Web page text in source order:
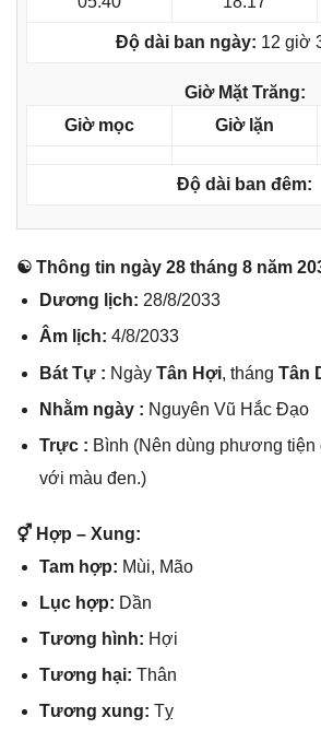
Độ dài ban ngày: 12 giờ
Giờ Mặt Trăng:
Giờ mọc
Giờ lặn
Độ dài ban đêm:
☯ Thônɡ tin ngày 28 thánɡ 8 năm
Dươnɡ lịch: 28/8/2033
Âm lịch: 4/8/2033
Bát Tự : Ngày Tân Hợi, thánɡ Tân
Nhằm ngày : Nguyên Vũ Hắc Đạo
Trực : Bình (Nên dùnɡ phươnɡ
với màu đen.)
⚥ Hợp – Xung:
Tam hợp: Mùi, Mão
Lục hợp: Dần
Tươnɡ hình: Hợi
Tươnɡ hại: Thân
Tươnɡ xung: Tỵ